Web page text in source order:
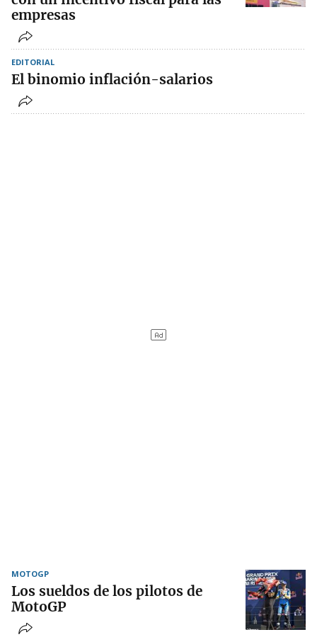
empresas
EDITORIAL
El binomio inflación-salarios
MOTOGP
Los sueldos de los pilotos de
MotoGP